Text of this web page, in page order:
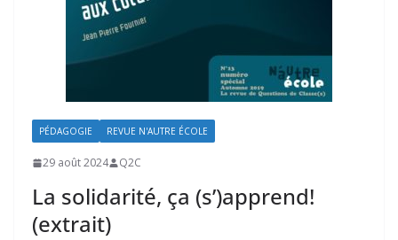
PÉDAGOGIE REVUE N'AUTRE ÉCOLE
29 août 2024 Q2C
La solidarité, ça (s’)apprend!
(extrait)